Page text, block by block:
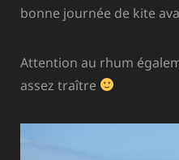
bonne journée de kite
Attention au rhum
assez traître